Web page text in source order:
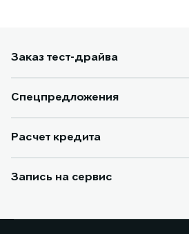
Заказ тест-драйва
Спецпредложения
Расчет кредита
Запись на сервис